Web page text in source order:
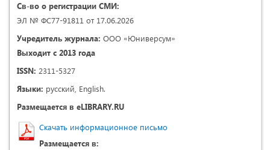
Св-во о регистрации СМИ:
ЭЛ № ФС77-91811 от 17.06.2026
Учредитель журнала: ООО «Юниверсум»
Выходит с 2013 года
ISSN: 2311-5327
Языки: русский, English.
Размещается в eLIBRARY.RU
Скачать информационное письмо
Размещается в: